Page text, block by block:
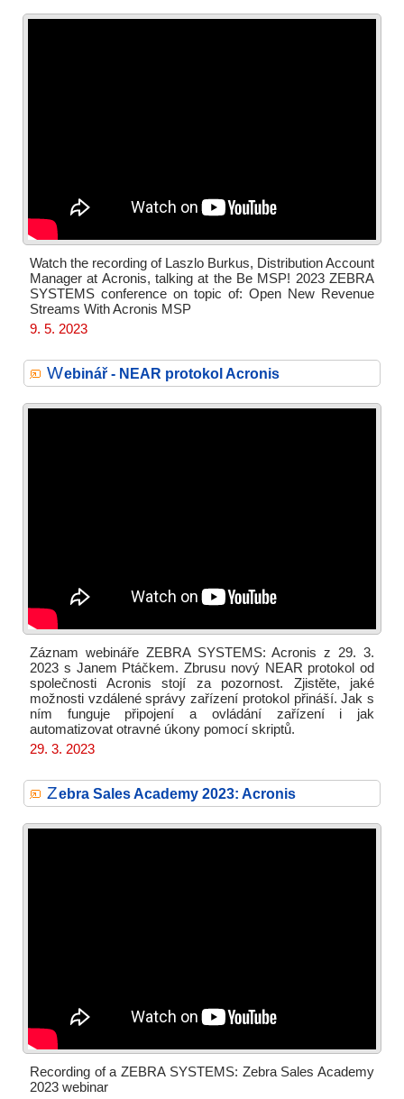
Watch the recording of Laszlo Burkus, Distribution Account
Manager at Acronis, talking at the Be MSP! 2023 ZEBRA
SYSTEMS conference on topic of: Open New Revenue
Streams With Acronis MSP
9. 5. 2023
Webinář - NEAR protokol Acronis
Záznam webináře ZEBRA SYSTEMS: Acronis z 29. 3.
2023 s Janem Ptáčkem. Zbrusu nový NEAR protokol od
společnosti Acronis stojí za pozornost. Zjistěte, jaké
možnosti vzdálené správy zařízení protokol přináší. Jak s
ním funguje připojení a ovládání zařízení i jak
automatizovat otravné úkony pomocí skriptů.
29. 3. 2023
Zebra Sales Academy 2023: Acronis
Recording of a ZEBRA SYSTEMS: Zebra Sales Academy
2023 webinar